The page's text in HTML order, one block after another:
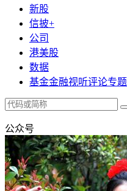
新股
信披+
公司
港美股
数据
基金金融视听评论专题
公众号